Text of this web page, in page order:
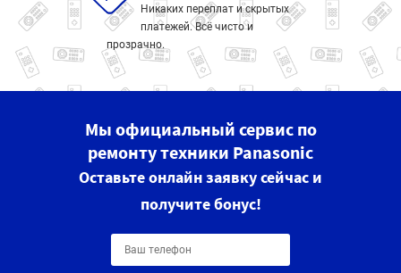
Никаких переплат и скрытых
платежей. Всё чисто и
прозрачно.
Мы официальный сервис по
ремонту техники Panasonic
Оставьте онлайн заявку сейчас и
получите бонус!